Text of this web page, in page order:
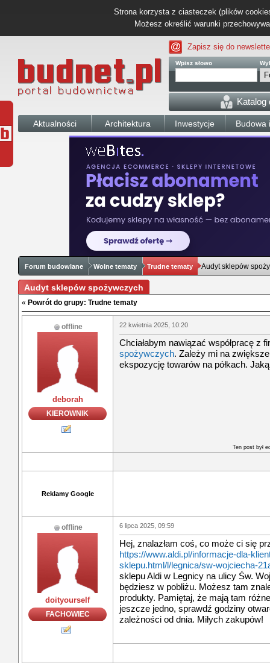
Strona korzysta z ciasteczek (plików
Możesz określić warunki
Zapisz się do
Wpisz słowo
Katalog
Aktualności Architektura Inwestycje Budowa
Forum budowlane Wolne tematy Trudne tematy Audyt sklepów
Audyt sklepów spożywczych
« Powrót do grupy: Trudne tematy
offline
deborah
KIEROWNIK
22 kwietnia 2025, 10:20
Chciałabym nawiązać współpracę z
spożywczych. Zależy mi na
ekspozycję towarów na półkach.
Ten post był
Reklamy Google
offline
doityourself
FACHOWIEC
6 lipca 2025, 09:59
Hej, znalazłam coś, co może ci się
https://www.aldi.pl/informacje-dla-
sklepu.html/l/legnica/sw-wojciecha-
sklepu Aldi w Legnicy na ulicy Św.
będziesz w pobliżu. Możesz tam
produkty. Pamiętaj, że mają tam
jeszcze jedno, sprawdź godziny
zależności od dnia. Miłych zakupów!